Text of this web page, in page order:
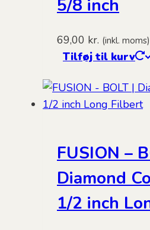
5/8 inch
69,00 kr. (inkl. moms)
Tilføj til kurv
FUSION –
Diamond
1/2 inch